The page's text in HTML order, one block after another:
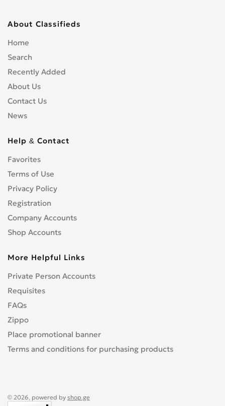
About Classifieds
Home
Search
Recently Added
About Us
Contact Us
News
Help & Contact
Favorites
Terms of Use
Privacy Policy
Registration
Company Accounts
Shop Accounts
More Helpful Links
Private Person Accounts
Requisites
FAQs
Zippo
Place promotional banner
Terms and conditions for purchasing products
© 2026, powered by shop.ge